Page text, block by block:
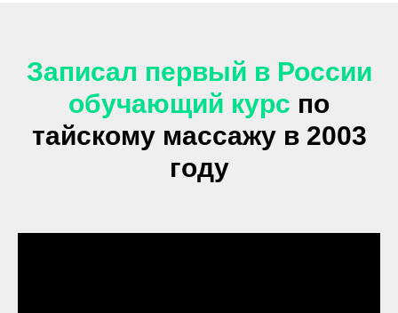
Записал первый в России
обучающий курс по
тайскому массажу в 2003
году